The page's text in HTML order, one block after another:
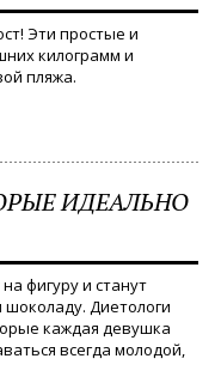
Эти простые и
килограмм и
пляжа.
ИДЕАЛЬНО
фигуру и станут
Диетологи
каждая девушка
всегда молодой,